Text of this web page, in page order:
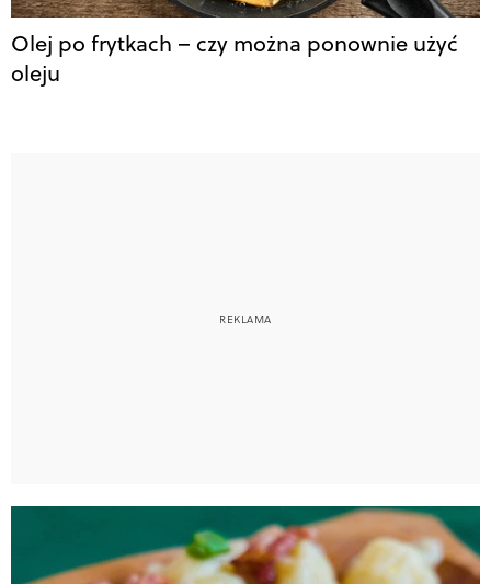
Olej po frytkach – czy można ponownie użyć
oleju